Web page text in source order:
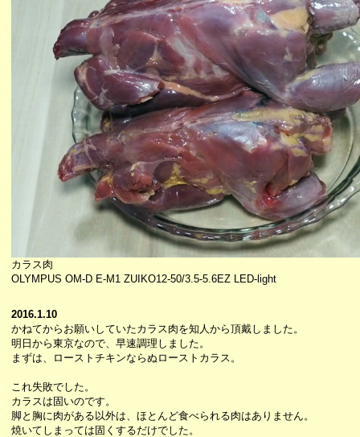
カラス肉
OLYMPUS OM-D E-M1 ZUIKO12-50/3.5-5.6EZ LED-light
2016.1.10
かねてからお願いしていたカラス肉を知人から頂戴しました。
明日から東京なので、早速調理しました。
まずは、ローストチキンならぬローストカラス。
これ失敗でした。
カラスは固いのです。
脚と胸に肉がある以外は、ほとんど食べられる肉はありません。
焼いてしまっては固くするだけでした。